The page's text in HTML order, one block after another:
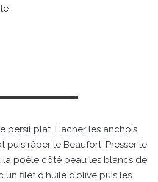
persil plat. Hacher les anchois,
puis râper le Beaufort. Presser le
la poêle côté peau les blancs de
un filet d'huile d'olive puis les